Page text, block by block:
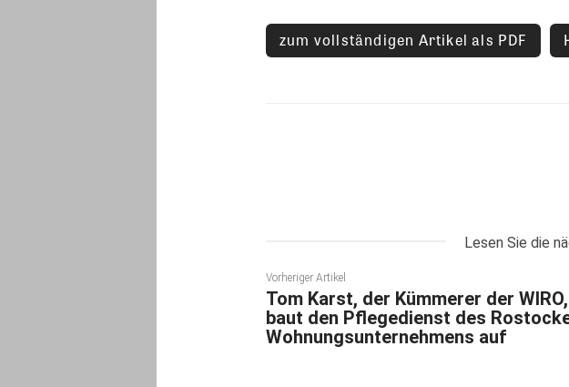
zum vollständigen Artikel als PDF
Lesen Sie die
Vorheriger Artikel
Tom Karst, der Kümmerer der
baut den Pflegedienst des
Wohnungsunternehmens auf